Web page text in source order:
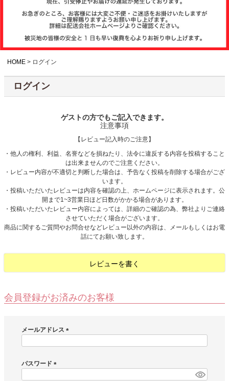
注文履歴
について
会社概要
お客様へのお知
HOME ログイン
ログイン
ゲストの方でもご記入できます。
注意事項
【レビュー記入時のご注意】
・他人の権利、利益、名誉などを損ねたり、法令に違反する内容を投稿すること
は出来ませんのでご注意ください。
・レビュー内容が不適切と判断した場合は、予告なく投稿を削除する場合がござ
います。
・投稿いただいたレビューは内容を確認の上、ホームページに表示されます。公
開まで1~3営業日ほど日数がかかる場合があります。
・投稿いただいたレビュー内容によっては、詳細のご確認の為、弊社よりご連絡
させていただく場合がございます。
商品に関するご質問やお問合せなどレビュー以外の内容は、メールもしくはお電
話にてお願い致します。
レビューを書く
会員登録がお済みのお客様
メールアドレス
)
パスワード